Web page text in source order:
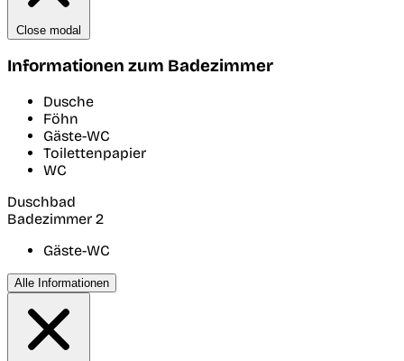
Close modal
Informationen zum Badezimmer
Dusche
Föhn
Gäste-WC
Toilettenpapier
WC
Duschbad
Badezimmer 2
Gäste-WC
Alle Informationen